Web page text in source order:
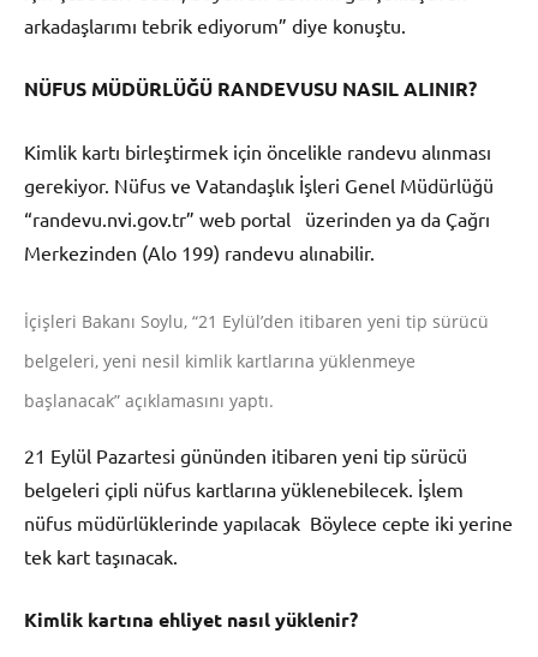
arkadaşlarımı tebrik ediyorum” diye konuştu.
NÜFUS MÜDÜRLÜĞÜ RANDEVUSU NASIL ALINIR?
Kimlik kartı birleştirmek için öncelikle randevu alınması
gerekiyor. Nüfus ve Vatandaşlık İşleri Genel Müdürlüğü
“randevu.nvi.gov.tr” web portal üzerinden ya da Çağrı
Merkezinden (Alo 199) randevu alınabilir.
İçişleri Bakanı Soylu, “21 Eylül’den itibaren yeni tip sürücü
belgeleri, yeni nesil kimlik kartlarına yüklenmeye
başlanacak” açıklamasını yaptı.
21 Eylül Pazartesi gününden itibaren yeni tip sürücü
belgeleri çipli nüfus kartlarına yüklenebilecek. İşlem
nüfus müdürlüklerinde yapılacak Böylece cepte iki yerine
tek kart taşınacak.
Kimlik kartına ehliyet nasıl yüklenir?